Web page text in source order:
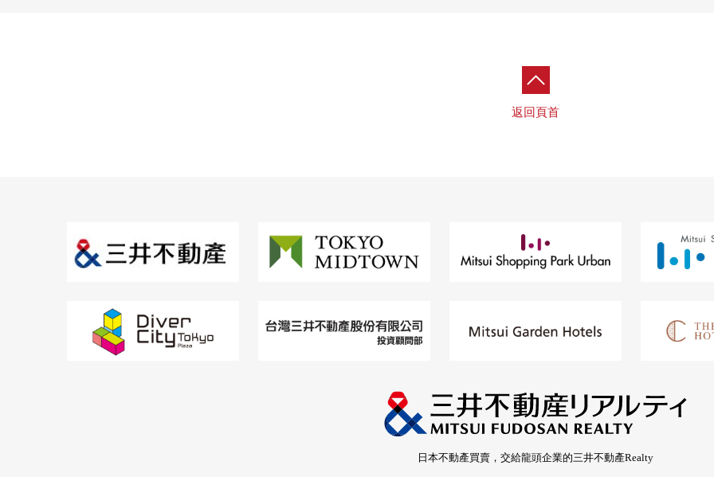
返回頁首
日本不動產買賣，交給龍頭企業的三井不動產Realty